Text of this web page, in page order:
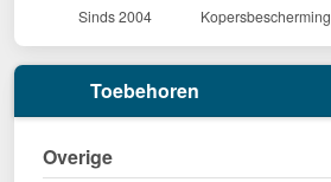
Sinds 2004 Kopersbescherming
Toebehoren
Overige